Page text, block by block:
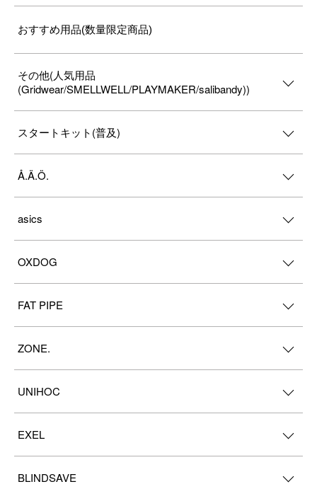
おすすめ用品(数量限定商品)
その他(人気用品
(Gridwear/SMELLWELL/PLAYMAKER/salibandy))
スタートキット(普及)
Å.Ä.Ö.
asics
OXDOG
FAT PIPE
ZONE.
UNIHOC
EXEL
BLINDSAVE